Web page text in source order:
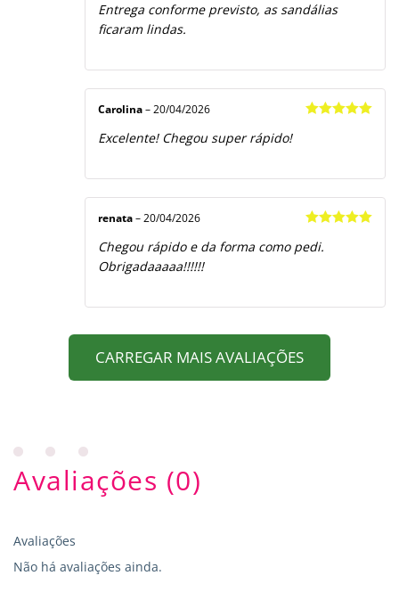
de 5
Entrega conforme previsto, as sandálias
ficaram lindas.
Carolina – 20/04/2026
Excelente! Chegou super rápido!
de 5
renata – 20/04/2026
Chegou rápido e da forma como pedi.
Obrigadaaaaa!!!!!!
CARREGAR MAIS AVALIAÇÕES
Avaliações (0)
Avaliações
Não há avaliações ainda.